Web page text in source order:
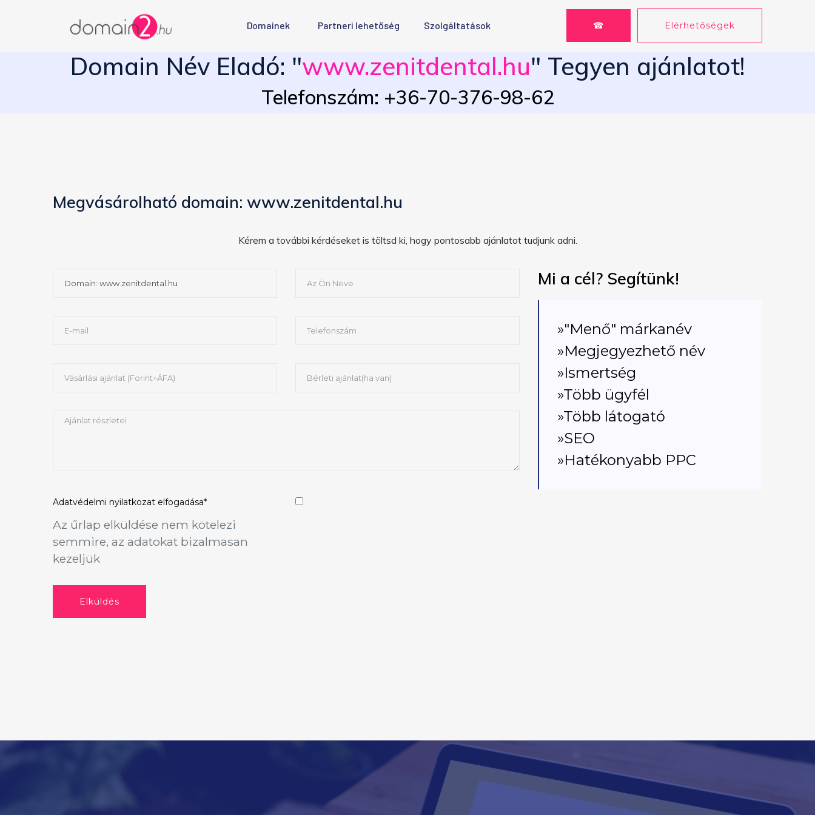
Domainek Partneri lehetőség Szolgáltatások ☎ Elérhetőségek
Domain Név Eladó: "www.zenitdental.hu" Tegyen ajánlatot!
Telefonszám: +36-70-376-98-62
Megvásárolható domain: www.zenitdental.hu
Kérem a további kérdéseket is töltsd ki, hogy pontosabb ajánlatot tudjunk adni.
Adatvédelmi nyilatkozat elfogadása*
Az űrlap elküldése nem kötelezi
semmire, az adatokat bizalmasan
kezeljük
Elküldés
Mi a cél? Segítünk!
»"Menő" márkanév
»Megjegyezhető név
»Ismertség
»Több ügyfél
»Több látogató
»SEO
»Hatékonyabb PPC